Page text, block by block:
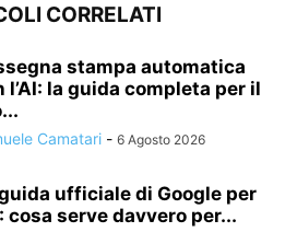
CORRELATI
stampa automatica
l’AI: la guida completa per il
Camatari - 6 Agosto 2026
ufficiale di Google per
cosa serve davvero per...